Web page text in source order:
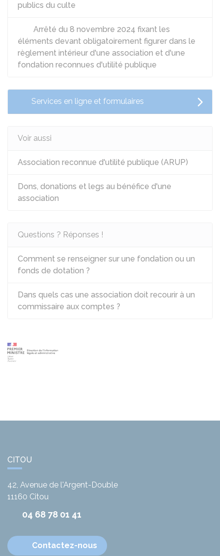
publics du culte
Arrêté du 8 novembre 2024 fixant les
éléments devant obligatoirement figurer dans le
règlement intérieur d'une association et d'une
fondation reconnues d'utilité publique
Services en ligne et formulaires
Voir aussi
Association reconnue d'utilité publique (ARUP)
Dons, donations et legs au bénéfice d'une
association
Questions ? Réponses !
Comment se renseigner sur une fondation ou un
fonds de dotation ?
Dans quels cas une association doit recourir à un
commissaire aux comptes ?
CITOU
42, Avenue de l'Argent-Double
11160 Citou
04 68 78 01 41
Contactez-nous